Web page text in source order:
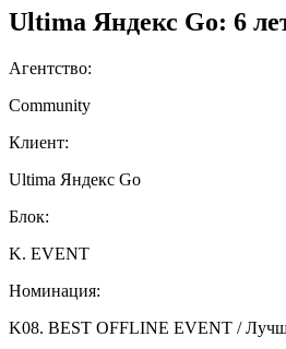
Ultima Яндекс Go: 6
Агентство:
Community
Клиент:
Ultima Яндекс Go
Блок:
K. EVENT
Номинация:
K08. BEST OFFLINE EVENT /